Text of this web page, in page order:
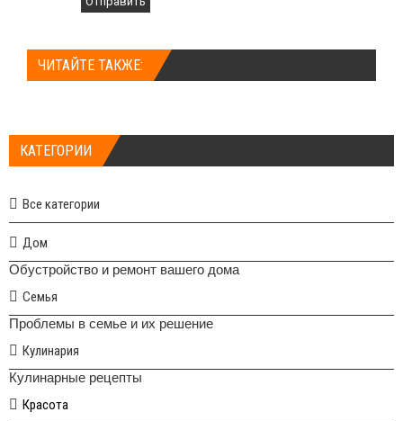
ЧИТАЙТЕ ТАКЖЕ:
КАТЕГОРИИ
Все категории
Дом
Обустройство и ремонт вашего дома
Семья
Проблемы в семье и их решение
Кулинария
Кулинарные рецепты
Красота